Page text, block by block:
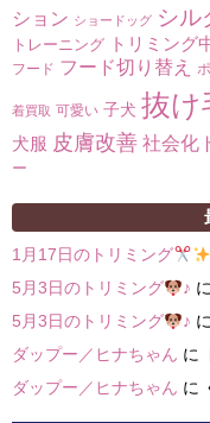
ション ショードッグ シル
トレーニング
トリミング
フード フード切り替え
着買取 可愛い 子犬 抜け
犬服 皮膚改善 社会化
ー
1月17日のトリミング
5月3日のトリミング
♪ に
5月3日のトリミング
♪ に
ダップー／ヒナちゃん に
ダップー／ヒナちゃん に